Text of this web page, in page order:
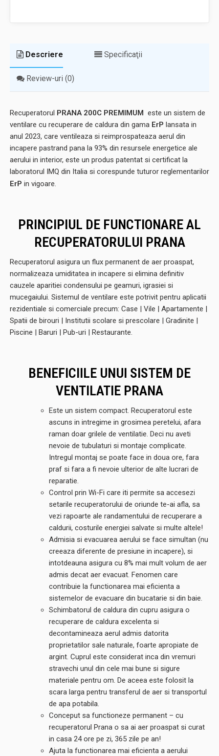
Descriere Specificaţii
Review-uri (0)
Recuperatorul PRANA 200C PREMIMUM este un sistem de
ventilare cu recuperare de caldura din gama ErP lansata in
anul 2023, care ventileaza si reimprospateaza aerul din
incapere pastrand pana la 93% din resursele energetice ale
aerului in interior, este un produs patentat si certificat la
laboratorul IMQ din Italia si corespunde tuturor reglementarilor
ErP in vigoare.
PRINCIPIUL DE FUNCTIONARE AL
RECUPERATORULUI PRANA
Recuperatorul asigura un flux permanent de aer proaspat,
normalizeaza umiditatea in incapere si elimina definitiv
cauzele aparitiei condensului pe geamuri, igrasiei si
mucegaiului. Sistemul de ventilare este potrivit pentru aplicatii
rezidentiale si comerciale precum: Case | Vile | Apartamente |
Spatii de birouri | Institutii scolare si prescolare | Gradinite |
Piscine | Baruri | Pub-uri | Restaurante.
BENEFICIILE UNUI SISTEM DE
VENTILATIE PRANA
Este un sistem compact. Recuperatorul este
ascuns in intregime in grosimea peretelui, afara
raman doar grilele de ventilatie. Deci nu aveti
nevoie de tubulaturi si montaje complicate.
Intregul montaj se poate face in doua ore, fara
praf si fara a fi nevoie ulterior de alte lucrari de
reparatie.
Control prin Wi-Fi care iti permite sa accesezi
setarile recuperatorului de oriunde te-ai afla, sa
vezi rapoarte ale randamentului de recuperare a
caldurii, costurile energiei salvate si multe altele!
Admisia si evacuarea aerului se face simultan (nu
creeaza diferente de presiune in incapere), si
intotdeauna asigura cu 8% mai mult volum de aer
admis decat aer evacuat. Fenomen care
contribuie la functionarea mai eficienta a
sistemelor de evacuare din bucatarie si din baie.
Schimbatorul de caldura din cupru asigura o
recuperare de caldura excelenta si
decontamineaza aerul admis datorita
proprietatilor sale naturale, foarte apropiate de
argint. Cuprul este considerat inca din vremuri
stravechi unul din cele mai bune si sigure
materiale pentru om. De aceea este folosit la
scara larga pentru transferul de aer si transportul
de apa potabila.
Conceput sa functioneze permanent – cu
recuperatorul Prana o sa ai aer proaspat si curat
in casa 24 ore pe zi, 365 zile pe an!
Ajuta la functionarea mai eficienta a aerului